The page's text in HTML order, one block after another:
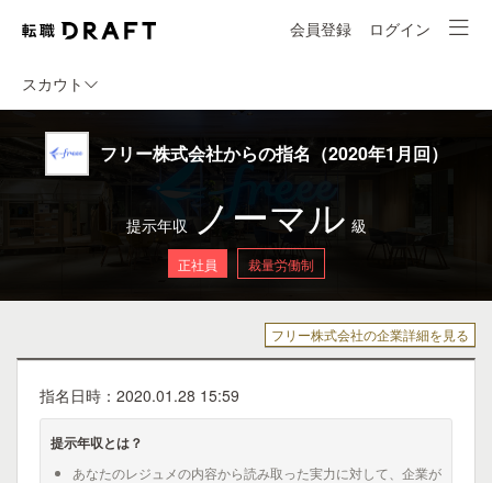
会員登録 ログイン
スカウト
フリー株式会社からの指名（2020年1月回）
提示年収 ノーマル 級
正社員 裁量労働制
フリー株式会社の企業詳細を見る
指名日時：2020.01.28 15:59
提示年収とは？
あなたのレジュメの内容から読み取った実力に対して、企業が